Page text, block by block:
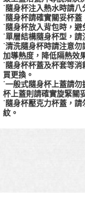
˙隨身杯注入熱水時請
˙隨身杯請確實關妥杯蓋
˙隨身杯放入背包時，避
˙單層結構隨身杯型，
˙清洗隨身杯時請注意
加導熱度，降低隔熱效
˙隨身杯杯蓋及杯套等
買更換。
˙一般式隨身杯上蓋請
杯上蓋則請確實旋緊關
˙隨身杯壓克力杯蓋，
紋。